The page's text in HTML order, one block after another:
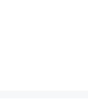
状况、行业供
并重点分析了
“十四五”中国
发展状况与竞
国钢铁行业发
浆行业发展历
素，对中国无
和审慎的预测
有深入的分
企业在激烈的
通顺、流畅，
、科学地表达
究对象，并基
行业供需现